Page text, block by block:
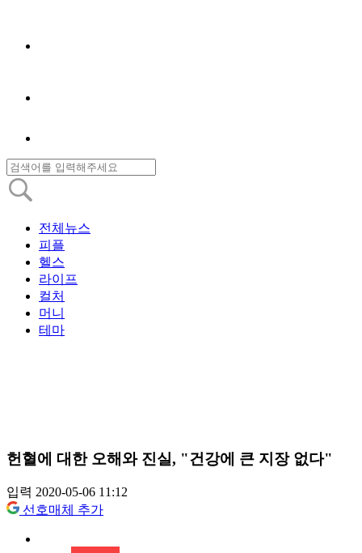
전체뉴스
피플
헬스
라이프
컬처
머니
테마
헌혈에 대한 오해와 진실, "건강에 큰 지장 없다"
입력 2020-05-06 11:12
선호매체 추가